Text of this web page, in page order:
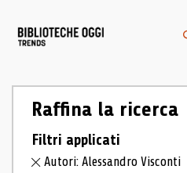
Raffina la ricerca
Filtri applicati
Autori: Alessandro Visconti